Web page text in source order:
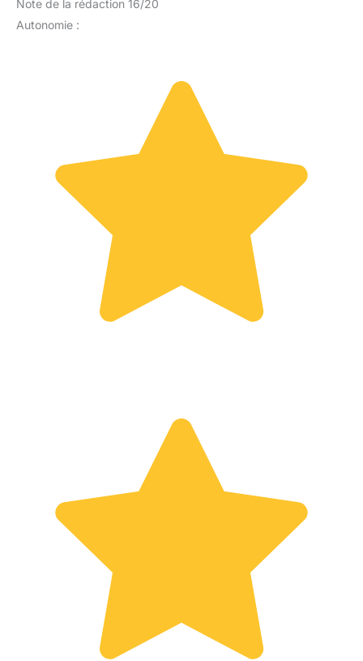
Note de la rédaction 16/20
Autonomie :